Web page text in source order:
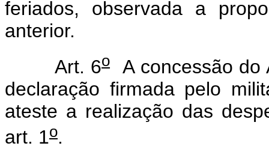
feriados, observada a
anterior.
Art. 6o
A concessão do
declaração firmada pelo
ateste a realização das
art. 1o.